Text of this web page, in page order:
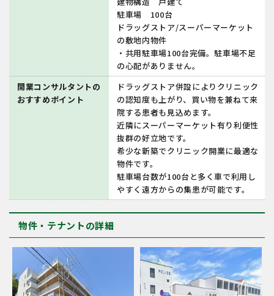
駐車場 100台
ドラッグストア/スーパーマーケット
の敷地内物件
・共用駐車場100台完備。駐車場不足
の心配がありません。
開業コンサルタントの
おすすめポイント
ドラッグストア併設によりクリニック
の認知度も上がり、買い物を兼ねて来
院する患者も見込めます。
近隣にスーパーマーケット有り利便性
抜群の好立地です。
希少な新築でクリニック開業に最適な
物件です。
駐車場台数が100台と多く車で利用し
やすく遠方からの集患が可能です。
物件・テナントの詳細